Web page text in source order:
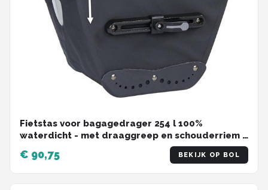
Fietstas voor bagagedrager 254 l 100%
waterdicht - met draaggreep en schouderriem -
€ 90,75 BEKIJK OP BOL